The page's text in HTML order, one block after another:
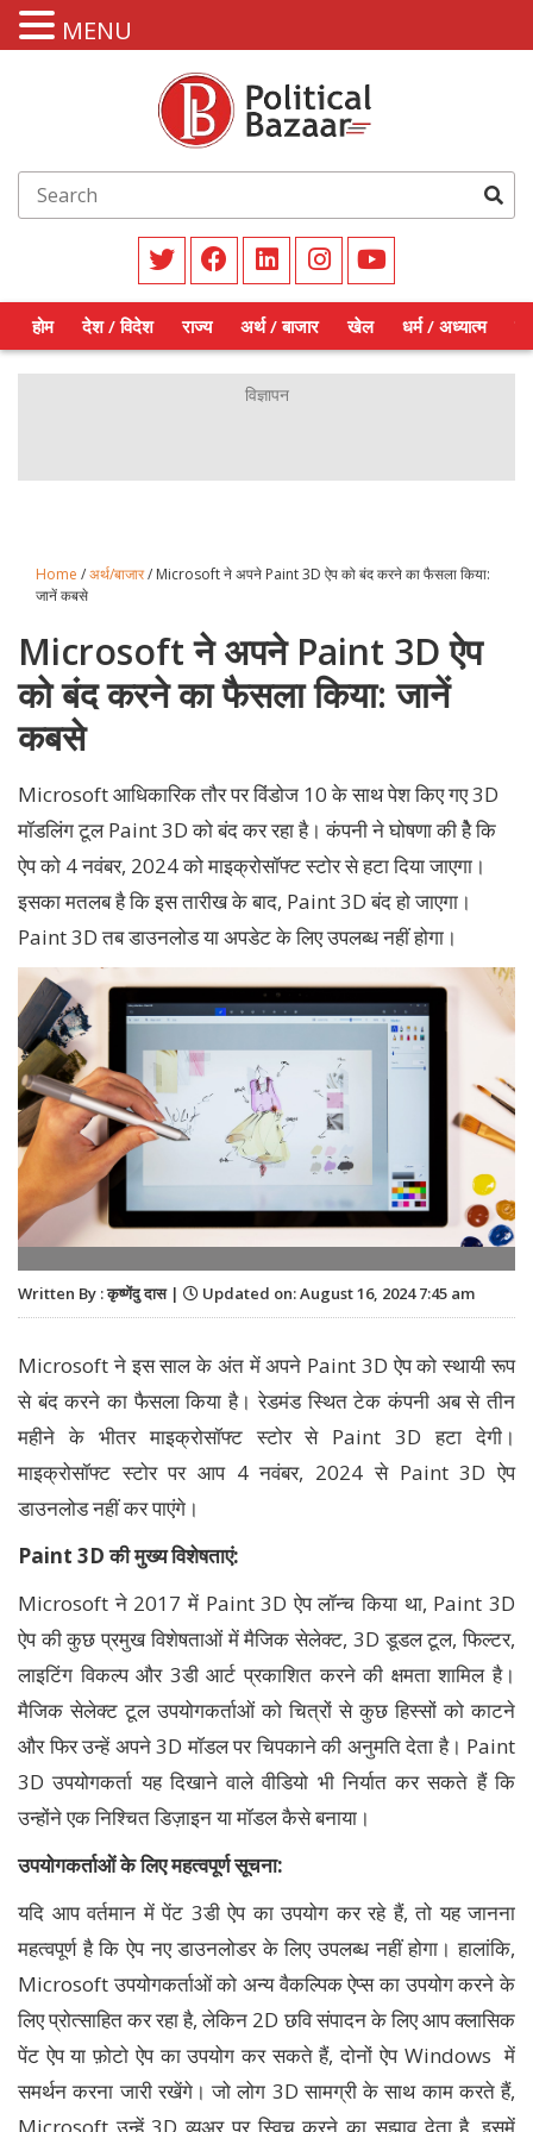
होम देश / विदेश राज्य अर्थ / बाजार खेल धर्म / अध्यात्म
Home /अर्थ/बाजार/ Microsoft ने अपने Paint 3D ऐप को बंद करने का फैसला किया:
जानें कबसे
Microsoft ने अपने Paint 3D ऐप
को बंद करने का फैसला किया: जानें
कबसे
Microsoft आधिकारिक तौर पर विंडोज 10 के साथ पेश किए गए 3D
मॉडलिंग टूल Paint 3D को बंद कर रहा है। कंपनी ने घोषणा की हैे कि
ऐप को 4 नवंबर, 2024 को माइक्रोसॉफ्ट स्टोर से हटा दिया जाएगा।
इसका मतलब है कि इस तारीख के बाद, Paint 3D बंद हो जाएगा।
Paint 3D तब डाउनलोड या अपडेट के लिए उपलब्ध नहीं होगा।
Written By : कृष्णेंदु दास | Updated on: August 16, 2024 7:45 am
Microsoft ने इस साल के अंत में अपने Paint 3D ऐप को स्थायी रूप
से बंद करने का फैसला किया है। रेडमंड स्थित टेक कंपनी अब से तीन
महीने के भीतर माइक्रोसॉफ्ट स्टोर से Paint 3D हटा देगी।
माइक्रोसॉफ्ट स्टोर पर आप 4 नवंबर, 2024 से Paint 3D ऐप
डाउनलोड नहीं कर पाएंगे।
Paint 3Dकी मुख्य विशेषताएं:
Microsoft ने 2017 में Paint 3D ऐप लॉन्च किया था, Paint 3D
ऐप की कुछ प्रमुख विशेषताओं में मैजिक सेलेक्ट, 3D डूडल टूल, फिल्टर,
लाइटिंग विकल्प और 3डी आर्ट प्रकाशित करने की क्षमता शामिल है।
मैजिक सेलेक्ट टूल उपयोगकर्ताओं को चित्रों से कुछ हिस्सों को काटने
और फिर उन्हें अपने 3D मॉडल पर चिपकाने की अनुमति देता है। Paint
3D उपयोगकर्ता यह दिखाने वाले वीडियो भी निर्यात कर सकते हैं कि
उन्होंने एक निश्चित डिज़ाइन या मॉडल कैसे बनाया।
उपयोगकर्ताओं के लिए महत्वपूर्ण सूचना:
यदि आप वर्तमान में पेंट 3डी ऐप का उपयोग कर रहे हैं, तो यह जानना
महत्वपूर्ण है कि ऐप नए डाउनलोडर के लिए उपलब्ध नहीं होगा। हालांकि,
Microsoft उपयोगकर्ताओं को अन्य वैकल्पिक ऐप्स का उपयोग करने के
लिए प्रोत्साहित कर रहा है, लेकिन 2D छवि संपादन के लिए आप क्लासिक
पेंट ऐप या फ़ोटो ऐप का उपयोग कर सकते हैं, दोनों ऐप Windows में
समर्थन करना जारी रखेंगे। जो लोग 3D सामग्री के साथ काम करते हैं,
MENU